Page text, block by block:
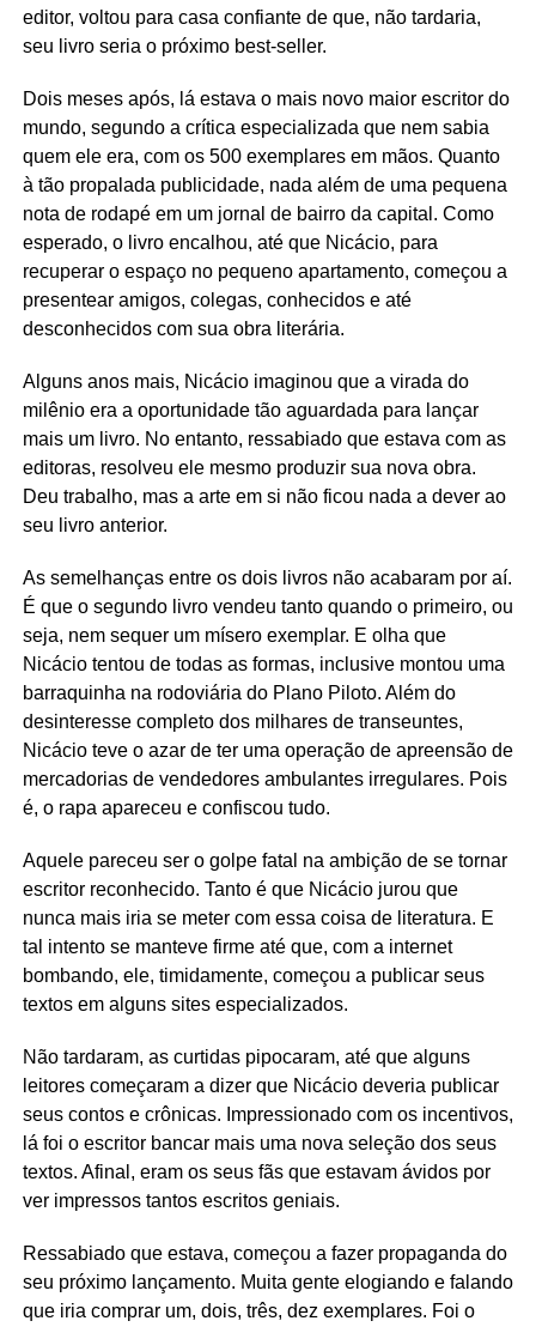
editor, voltou para casa confiante de que, não tardaria,
seu livro seria o próximo best-seller.
Dois meses após, lá estava o mais novo maior escritor do
mundo, segundo a crítica especializada que nem sabia
quem ele era, com os 500 exemplares em mãos. Quanto
à tão propalada publicidade, nada além de uma pequena
nota de rodapé em um jornal de bairro da capital. Como
esperado, o livro encalhou, até que Nicácio, para
recuperar o espaço no pequeno apartamento, começou a
presentear amigos, colegas, conhecidos e até
desconhecidos com sua obra literária.
Alguns anos mais, Nicácio imaginou que a virada do
milênio era a oportunidade tão aguardada para lançar
mais um livro. No entanto, ressabiado que estava com as
editoras, resolveu ele mesmo produzir sua nova obra.
Deu trabalho, mas a arte em si não ficou nada a dever ao
seu livro anterior.
As semelhanças entre os dois livros não acabaram por aí.
É que o segundo livro vendeu tanto quando o primeiro, ou
seja, nem sequer um mísero exemplar. E olha que
Nicácio tentou de todas as formas, inclusive montou uma
barraquinha na rodoviária do Plano Piloto. Além do
desinteresse completo dos milhares de transeuntes,
Nicácio teve o azar de ter uma operação de apreensão de
mercadorias de vendedores ambulantes irregulares. Pois
é, o rapa apareceu e confiscou tudo.
Aquele pareceu ser o golpe fatal na ambição de se tornar
escritor reconhecido. Tanto é que Nicácio jurou que
nunca mais iria se meter com essa coisa de literatura. E
tal intento se manteve firme até que, com a internet
bombando, ele, timidamente, começou a publicar seus
textos em alguns sites especializados.
Não tardaram, as curtidas pipocaram, até que alguns
leitores começaram a dizer que Nicácio deveria publicar
seus contos e crônicas. Impressionado com os incentivos,
lá foi o escritor bancar mais uma nova seleção dos seus
textos. Afinal, eram os seus fãs que estavam ávidos por
ver impressos tantos escritos geniais.
Ressabiado que estava, começou a fazer propaganda do
seu próximo lançamento. Muita gente elogiando e falando
que iria comprar um, dois, três, dez exemplares. Foi o